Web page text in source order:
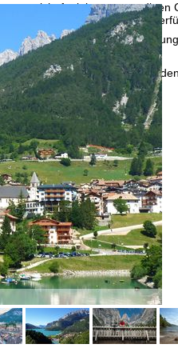
von nicht funktionsnotwendigen
technisch und zur
zur Änderung Ihrer
Impressum. Informationen zu
.